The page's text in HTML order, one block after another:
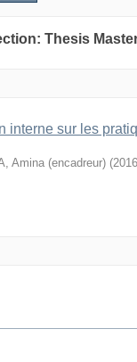
interne sur les
Amina (encadreur) (